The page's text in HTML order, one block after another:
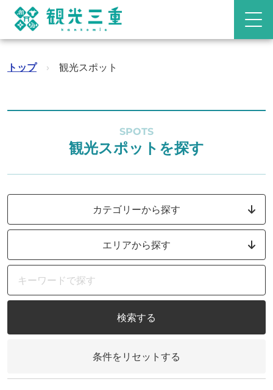
トップ › 観光スポット
SPOTS
観光スポットを探す
カテゴリーから探す
エリアから探す
検索する
条件をリセットする